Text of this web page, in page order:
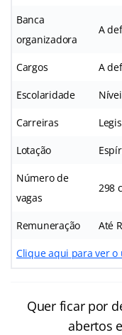
Banca
organizadora
A
Cargos A
Escolaridade
Carreiras
Lotação
Número de
vagas
298
Remuneração Até
Clique aqui para ver o
Quer ficar por
abertos